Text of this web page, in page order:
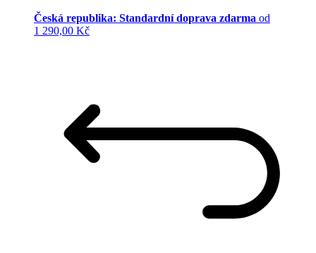
Česká republika: Standardní doprava zdarma od
1 290,00 Kč